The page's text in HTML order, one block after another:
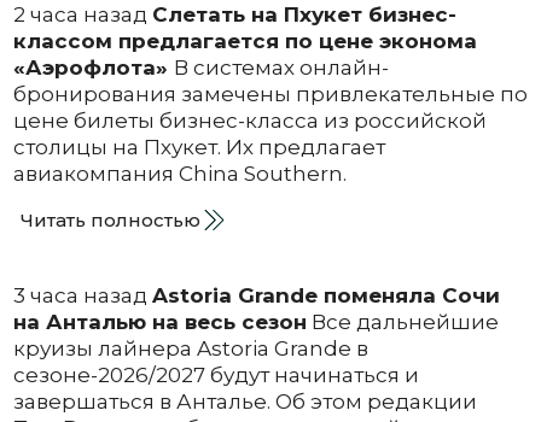
2 часа назад Слетать на Пхукет бизнес-
классом предлагается по цене эконома
«Аэрофлота» В системах онлайн-
бронирования замечены привлекательные по
цене билеты бизнес-класса из российской
столицы на Пхукет. Их предлагает
авиакомпания China Southern.
Читать полностью
3 часа назад Astoria Grande поменяла Сочи
на Анталью на весь сезон Все дальнейшие
круизы лайнера Astoria Grande в
сезоне-2026/2027 будут начинаться и
завершаться в Анталье. Об этом редакции